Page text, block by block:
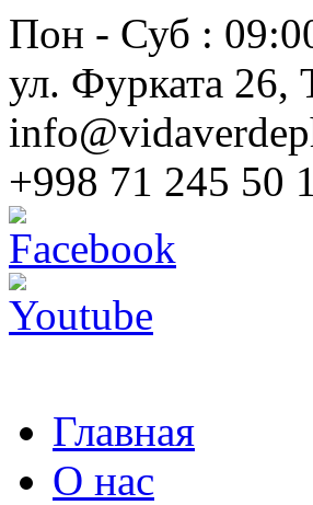
Пон - Суб :
ул. Фурката 26,
+998 71 245 50
Главная
О нас